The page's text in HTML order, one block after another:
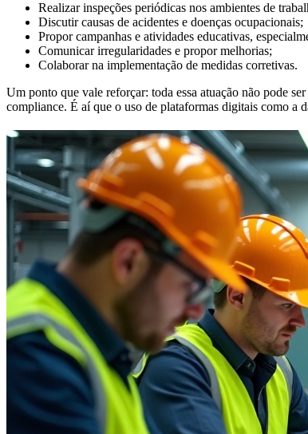
Realizar inspeções periódicas nos ambientes de
Discutir causas de acidentes e doenças ocupacionais;
Propor campanhas e atividades educativas,
Comunicar irregularidades e propor melhorias;
Colaborar na implementação de medidas corretivas.
Um ponto que vale reforçar: toda essa atuação não pode
compliance. É aí que o uso de plataformas digitais como a